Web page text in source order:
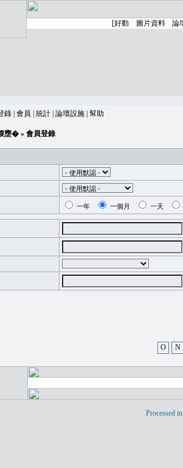
錄 會員 統計 論壇設施 幫助
壅� » 會員登錄
一年 一個月 一天
O N
Processed